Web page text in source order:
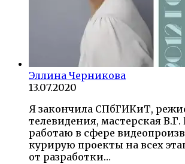
Эллина Черникова
13.07.2020
Я закончила СПбГИКиТ,
телевидения, мастерская В.Г.
работаю в сфере
курирую проекты на всех
от разработки…